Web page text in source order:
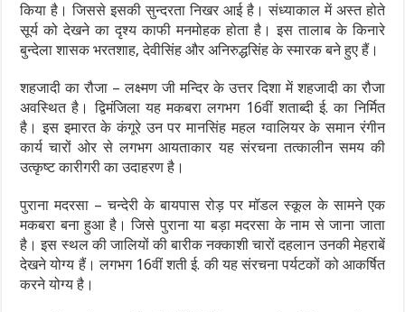
किया है। जिससे इसकी सुन्दरता निखर आई है। संध्याकाल में अस्त होते
सूर्य को देखने का दृश्य काफी मनमोहक होता है। इस तालाब के किनारे
बुन्देला शासक भरतशाह, देवीसिंह और अनिरुद्धसिंह के स्मारक बने हुए हैं।
शहजादी का रौजा – लक्ष्मण जी मन्दिर के उत्तर दिशा में शहजादी का रौजा
अवस्थित है। द्विमंजिला यह मकबरा लगभग 16वीं शताब्दी ई. का निर्मित
है। इस इमारत के कंगूरे उन पर मानसिंह महल ग्वालियर के समान रंगीन
कार्य चारों ओर से लगभग आयताकार यह संरचना तत्कालीन समय की
उत्कृष्ट कारीगरी का उदाहरण है।
पुराना मदरसा – चन्देरी के बायपास रोड़ पर मॉडल स्कूल के सामने एक
मकबरा बना हुआ है। जिसे पुराना या बड़ा मदरसा के नाम से जाना जाता
है। इस स्थल की जालियों की बारीक नक्काशी चारों दहलान उनकी मेहराबें
देखने योग्य हैं। लगभग 16वीं शती ई. की यह संरचना पर्यटकों को आकर्षित
करने योग्य है।